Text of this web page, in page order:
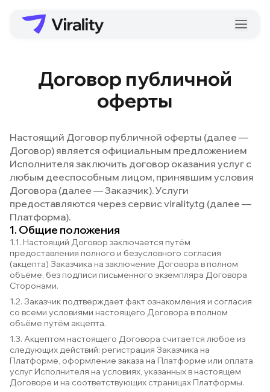
Договор публичной
оферты
Настоящий Договор публичной оферты (далее —
Договор) является официальным предложением
Исполнителя заключить договор оказания услуг с
любым дееспособным лицом, принявшим условия
Договора (далее — Заказчик). Услуги
предоставляются через сервис virality.tg (далее —
Платформа).
1. Общие положения
1.1. Настоящий Договор заключается путём
предоставления полного и безусловного согласия
(акцепта) Заказчика на заключение Договора в полном
объёме, без подписи письменного экземпляра Договора
Сторонами.
1.2. Заказчик подтверждает факт ознакомления и согласия
со всеми условиями настоящего Договора в полном
объёме путём акцепта.
1.3. Акцептом настоящего Договора считается любое из
следующих действий: регистрация Заказчика на
Платформе, оформление заказа на Платформе или оплата
услуг Исполнителя на условиях, указанных в настоящем
Договоре и на соответствующих страницах Платформы.